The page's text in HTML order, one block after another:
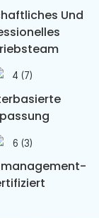
Und